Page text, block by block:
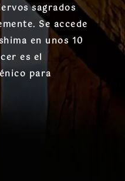
sagrados
Se accede
en unos 10
es el
para